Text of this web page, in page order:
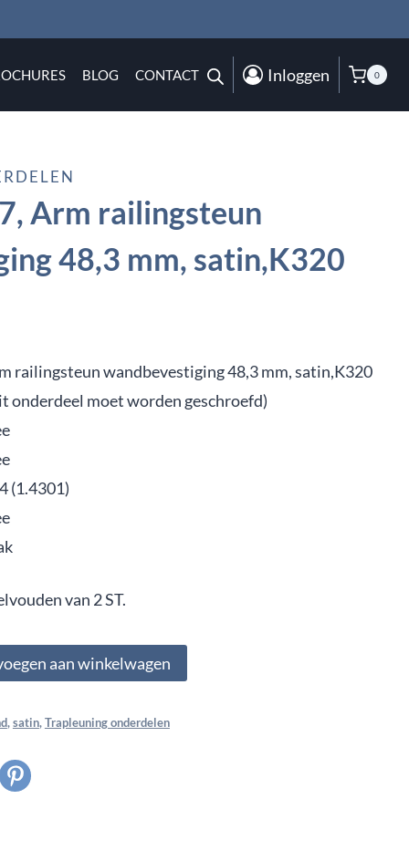
BLOG CONTACT Inloggen 0
Arm railingsteun
48,3 mm, satin,K320
railingsteun wandbevestiging 48,3 mm, satin,K320
onderdeel moet worden geschroefd)
(1.4301)
van 2 ST.
aan winkelwagen
, satin, Trapleuning onderdelen